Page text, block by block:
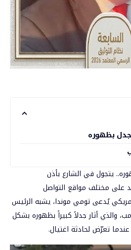
بظهوره
يتجول في الشارع بأذن
على مختلف مواقع التواصل
يُدعى تومي موندا، يشبه الرئيس
والذي أثار جدلاً كبيراً بظهوره بشكل
تعرّض لحادثة اغتيال.